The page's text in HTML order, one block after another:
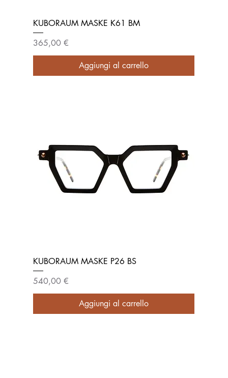
KUBORAUM MASKE K61 BM
Prezzo
365,00 €
Aggiungi al carrello
KUBORAUM MASKE P26 BS
Prezzo
540,00 €
Aggiungi al carrello